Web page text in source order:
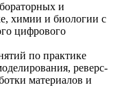
и
химии и биологии с
цифрового
по практике
реверс-
материалов и